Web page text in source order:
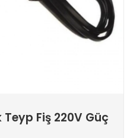
Fiş 220V Güç